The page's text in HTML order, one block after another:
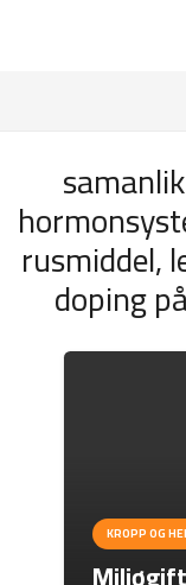
rusmiddel,
doping
KROPP OG